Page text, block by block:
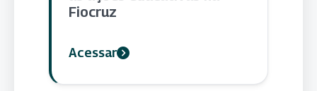
Fiocruz
Acessar